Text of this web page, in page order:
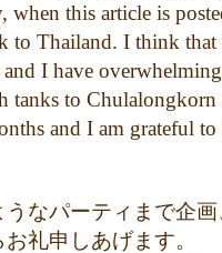
when this article is
to Thailand. I think
I have
tanks to
and I am grateful
うなパーティまで企
礼申しあげます。